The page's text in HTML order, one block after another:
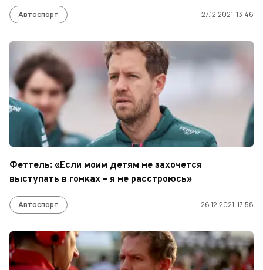
Автоспорт 27.12.2021, 13:46
Феттель: «Если моим детям не захочется
выступать в гонках – я не расстроюсь»
Автоспорт 26.12.2021, 17:58